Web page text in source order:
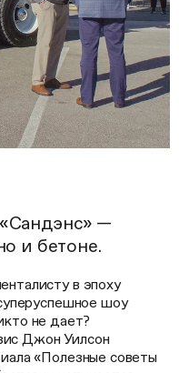
—
и бетоне.
в эпоху
шоу
не дает?
Джон Уилсон
«Полезные советы